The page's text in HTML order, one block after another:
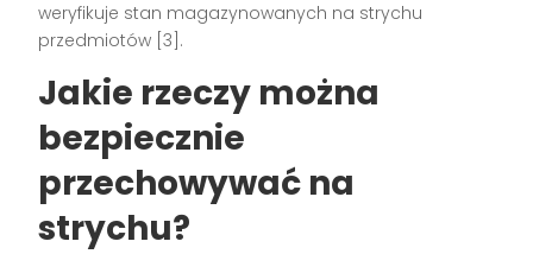
weryfikuje stan magazynowanych na strychu
przedmiotów [3] .
Jakie rzeczy można
bezpiecznie
przechowywać na
strychu?